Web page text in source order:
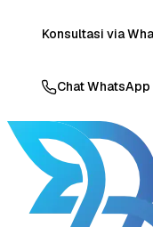
Konsultasi via
Chat